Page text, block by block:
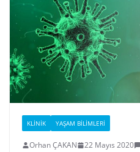
KLINIK YAŞAM BILIMLERI
Orhan ÇAKAN 22 Mayıs 2020